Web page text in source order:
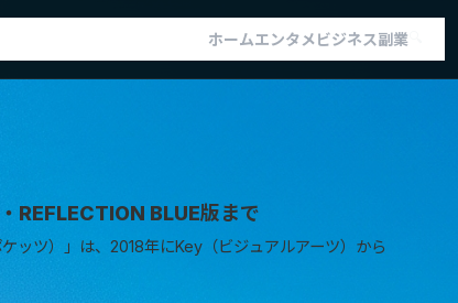
ホームエンタメビジネス副業
REFLECTION BLUE版まで
ツ）」は、2018年にKey（ビジュアルアーツ）から